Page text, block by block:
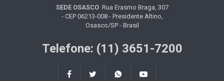
SEDE OSASCORua Erasmo Braga, 307
- CEP 06213-008 - Presidente Altino,
Osasco/SP - Brasil
Telefone: (11) 3651-7200